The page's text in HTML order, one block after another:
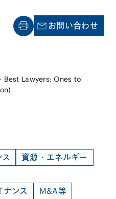
Best Lawyers: Ones to
資源・エネルギー
ナンス
M&A等
お問い合わせ